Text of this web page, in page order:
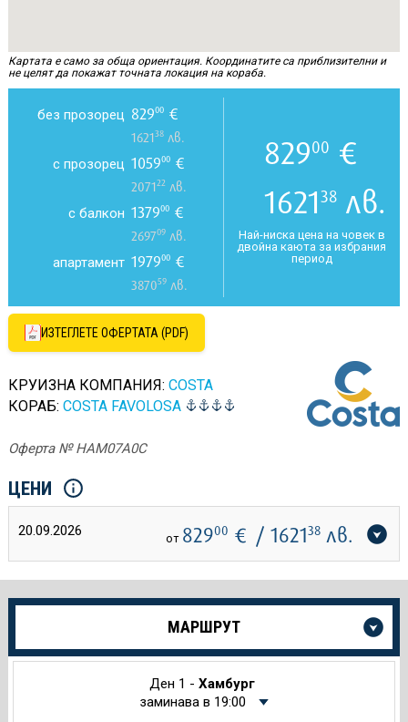
Картата е само за обща ориентация. Координатите са приблизителни и
не целят да покажат точната локация на кораба.
без прозорец 82900€
162138лв.
с прозорец 105900€
207122лв.
с балкон 137900€
269709лв.
апартамент 197900€
387059лв.
82900 €
162138 лв.
Най-ниска цена на човек в
двойна каюта за избрания
период
ИЗТЕГЛЕТЕ ОФЕРТАТА (PDF)
КРУИЗНА КОМПАНИЯ: COSTA
КОРАБ: COSTA FAVOLOSA
Оферта № HAM07A0C
ЦЕНИ
20.09.2026 от 82900 € / 162138лв.
Още
за
МАРШРУТ
Ден 1 - Хамбург
заминава в 19:00